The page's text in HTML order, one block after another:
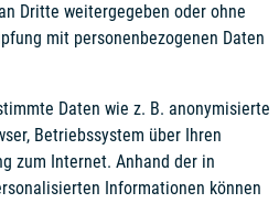
Dritte weitergegeben oder ohne
mit personenbezogenen Daten
Daten wie z. B. anonymisierte
Betriebssystem über Ihren
zum Internet. Anhand der in
Informationen können